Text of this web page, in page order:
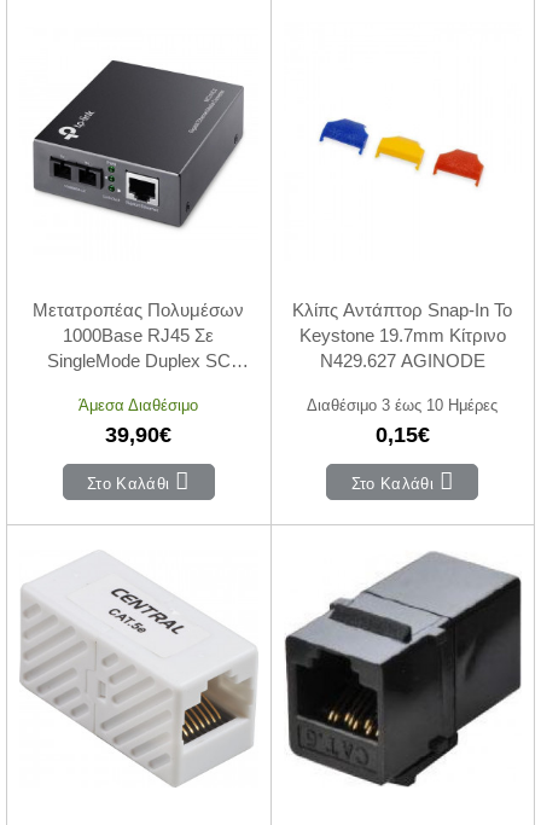
Μετατροπέας Πολυμέσων
1000Base RJ45 Σε
SingleMode Duplex SC
Άμεσα Διαθέσιμο
39,90€
Στο Καλάθι
Κλίπς Αντάπτορ Snap-In To
Keystone 19.7mm Κίτρινο
N429.627 AGINODE
Διαθέσιμο 3 έως 10 Ημέρες
0,15€
Στο Καλάθι